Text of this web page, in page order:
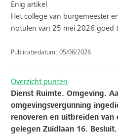
Enig artikel
Het college van burgemeester
notulen van 25 mei 2026 goed
Publicatiedatum: 05/06/2026
Overzicht punten
Dienst Ruimte. Omgeving.
omgevingsvergunning
renoveren en uitbreiden van
gelegen Zuidlaan 16.